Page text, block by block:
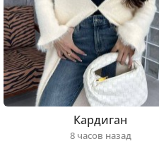
Кардиган
8 часов назад